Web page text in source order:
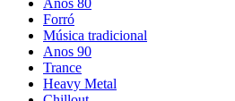
Anos 80
Forró
Música tradicional
Anos 90
Trance
Heavy Metal